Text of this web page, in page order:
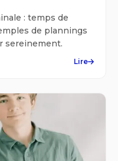
: temps de
de plannings
sereinement.
Lire